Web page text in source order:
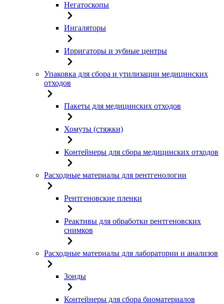
Негатоскопы
Ингаляторы
Ирригаторы и зубные центры
Упаковка для сбора и утилизации медицинских
отходов
Пакеты для медицинских отходов
Хомуты (стяжки)
Контейнеры для сбора медицинских отходов
Расходные материалы для рентгенологии
Рентгеновские пленки
Реактивы для обработки рентгеновских
снимков
Расходные материалы для лаборатории и анализов
Зонды
Контейнеры для сбора биоматериалов